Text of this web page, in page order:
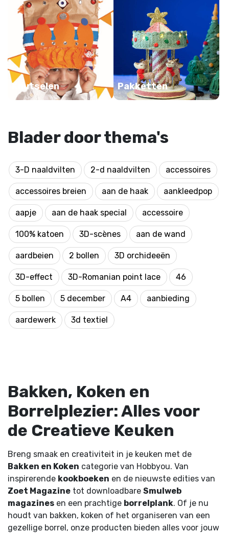
Knutselen Pakketten
Blader door thema's
3-D naaldvilten 2-d naaldvilten accessoires
accessoires breien aan de haak aankleedpop
aapje aan de haak special accessoire
100% katoen 3D-scènes aan de wand
aardbeien 2 bollen 3D orchideeën
3D-effect 3D-Romanian point lace 46
5 bollen 5 december A4 aanbieding
aardewerk 3d textiel
Bakken, Koken en
Borrelplezier: Alles voor
de Creatieve Keuken
Breng smaak en creativiteit in je keuken met de
Bakken en Koken categorie van Hobbyou. Van
inspirerende kookboeken en de nieuwste edities van
Zoet Magazine tot downloadbare Smulweb
magazines en een prachtige borrelplank. Of je nu
houdt van bakken, koken of het organiseren van een
gezellige borrel, onze producten bieden alles voor jouw